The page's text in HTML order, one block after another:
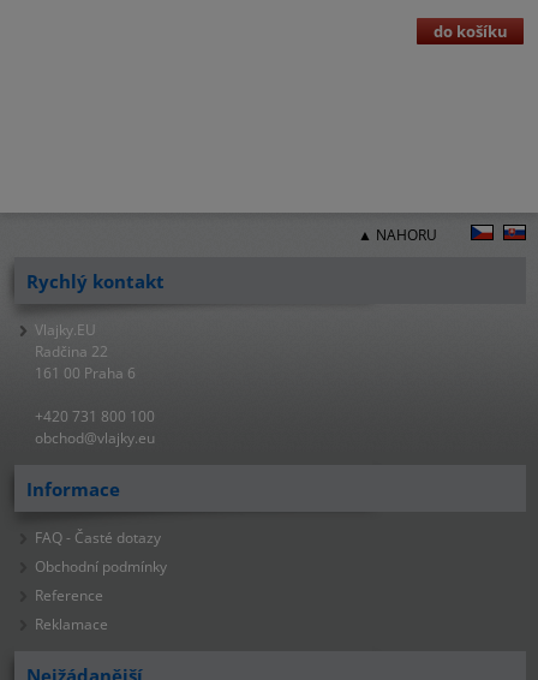
do košíku
▲ NAHORU
Rychlý kontakt
Vlajky.EU
Radčina 22
161 00 Praha 6
+420 731 800 100
obchod@vlajky.eu
Informace
FAQ - Časté dotazy
Obchodní podmínky
Reference
Reklamace
Nejžádanější